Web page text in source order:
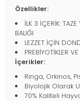
Özellikler:
İLK 3 İÇERİK:
BALIĞI
LEZZET İÇİN
PREBİYOTİKLER
İçerikler:
Ringa, Orkinos,
Biyolojik Olarak
70% Kaliteli